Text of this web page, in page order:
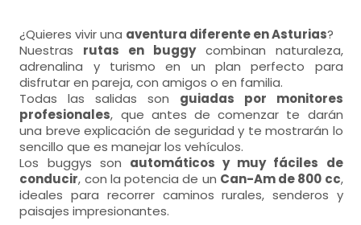
¿Quieres vivir una aventura diferente en Asturias?
Nuestras rutas en buggycombinan naturaleza,
adrenalina y turismo en un plan perfecto para
disfrutar en pareja, con amigos o en familia.
Todas las salidas son guiadas por monitores
profesionales, que antes de comenzar te darán
una breve explicación de seguridad y te mostrarán lo
sencillo que es manejar los vehículos.
Los buggys son automáticos y muy fáciles de
conducir, con la potencia de un Can-Am de 800 cc,
ideales para recorrer caminos rurales, senderos y
paisajes impresionantes.